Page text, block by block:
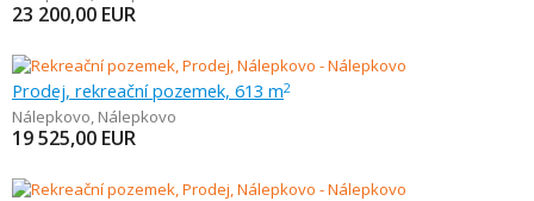
23 200,00 EUR
Prodej, rekreační pozemek, 613 m2
Nálepkovo, Nálepkovo
19 525,00 EUR